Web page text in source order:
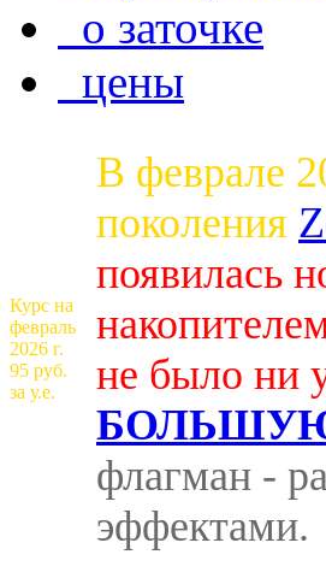
о заточке
цены
Курс на
февраль
2026 г.
95 руб.
за у.е.
В феврале
поколения
появилась
не было ни
БОЛЬШУЮ
флагман -
эффектами.